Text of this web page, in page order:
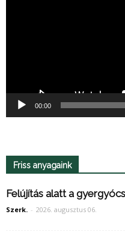
00:00
Friss anyagaink
Felújítás alatt a
Szerk. - 2026. augusztus 06.